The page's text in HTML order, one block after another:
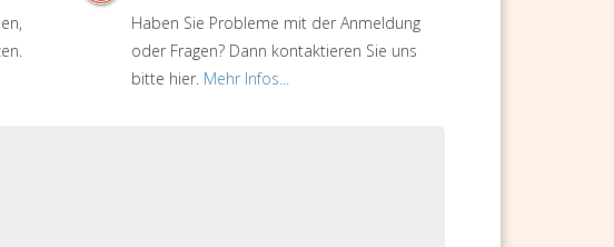
Haben Sie Probleme mit der Anmeldung
oder Fragen? Dann kontaktieren Sie uns
bitte hier. Mehr Infos...